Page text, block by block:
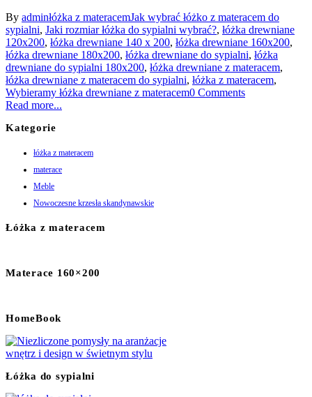
By adminłóżka z materacemJak wybrać łóżko z materacem do
sypialni, Jaki rozmiar łóżka do sypialni wybrać?, łóżka drewniane
120x200, łóżka drewniane 140 x 200, łóżka drewniane 160x200,
łóżka drewniane 180x200, łóżka drewniane do sypialni, łóżka
drewniane do sypialni 180x200, łóżka drewniane z materacem,
łóżka drewniane z materacem do sypialni, łóżka z materacem,
Wybieramy łóżka drewniane z materacem0 Comments
Read more...
Kategorie
łóżka z materacem
materace
Meble
Nowoczesne krzesła skandynawskie
Łóżka z materacem
Materace 160×200
HomeBook
Łóżka do sypialni